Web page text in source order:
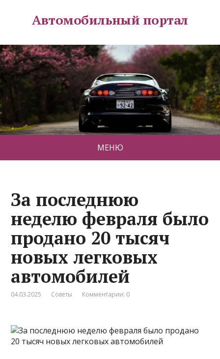
Автомобильный портал
МЕНЮ
За последнюю
неделю февраля было
продано 20 тысяч
новых легковых
автомобилей
04.03.2025 Советы Комментарии: 0